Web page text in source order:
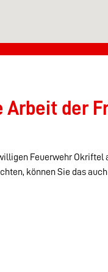
der
Feuerwehr
können Sie das